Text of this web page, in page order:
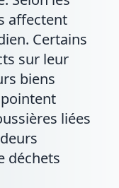
affectent
Certains
sur leur
biens
liées
déchets